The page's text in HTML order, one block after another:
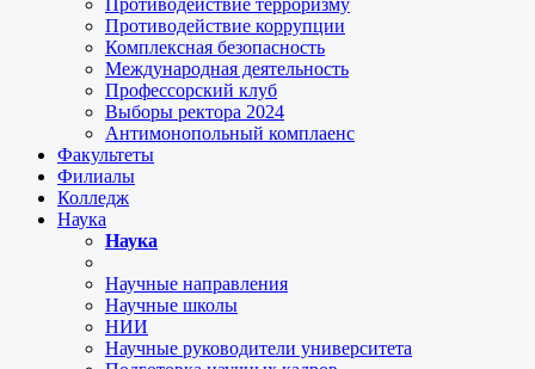
Противодействие терроризму
Противодействие коррупции
Комплексная безопасность
Международная деятельность
Профессорский клуб
Выборы ректора 2024
Антимонопольный комплаенс
Факультеты
Филиалы
Колледж
Наука
Наука
Научные направления
Научные школы
НИИ
Научные руководители университета